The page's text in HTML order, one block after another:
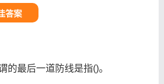
答案
的最后一道防线是指()。